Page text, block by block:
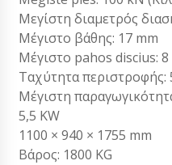
Μεγίστη διαμετρός
Μέγιστο βάθης: 17 mm
Μέγιστο pahos discius: 8
Ταχύτητα περιστροφής:
Μέγιστη
5,5 KW
1100 × 940 × 1755 mm
Βάρος: 1800 KG